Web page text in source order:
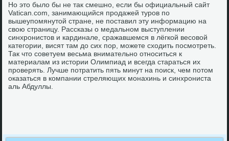
Но это было бы не так смешно, если бы официальный сайт
Vatican.com, занимающийся продажей туров по
вышеупомянутой стране, не поставил эту информацию на
свою страницу. Рассказы о медальном выступлении
синхронистов и кардинале, сражавшемся в лёгкой весовой
категории, висят там до сих пор, можете сходить посмотреть.
Так что советуем весьма внимательно относиться к
материалам из истории Олимпиад и всегда стараться их
проверять. Лучше потратить пять минут на поиск, чем потом
оказаться в компании стреляющих монахинь и синхрониста
аль Абдуллы.